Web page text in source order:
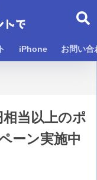
iPhone お問い合
当以上のポ
ーン実施中